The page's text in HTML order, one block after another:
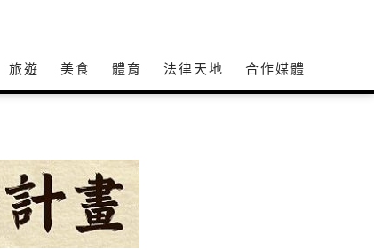
旅遊 美食 體育 法律天地 合作媒體